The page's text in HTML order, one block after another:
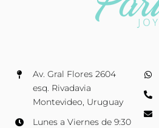
Av. Gral Flores 2604
esq. Rivadavia
Montevideo, Uruguay
Lunes a Viernes de 9:30